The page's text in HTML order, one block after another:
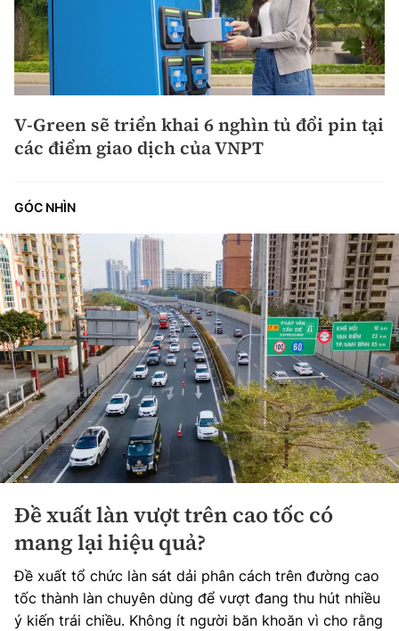
V-Green sẽ triển khai 6 nghìn tủ đổi pin tại
các điểm giao dịch của VNPT
GÓC NHÌN
Đề xuất làn vượt trên cao tốc có
mang lại hiệu quả?
Đề xuất tổ chức làn sát dải phân cách trên đường cao
tốc thành làn chuyên dùng để vượt đang thu hút nhiều
ý kiến trái chiều. Không ít người băn khoăn vì cho rằng